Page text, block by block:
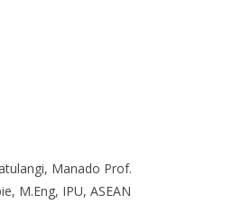
Manado Prof.
M.Eng, IPU, ASEAN